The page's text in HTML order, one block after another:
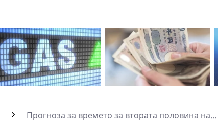
Прогноза за времето за втората половина на...